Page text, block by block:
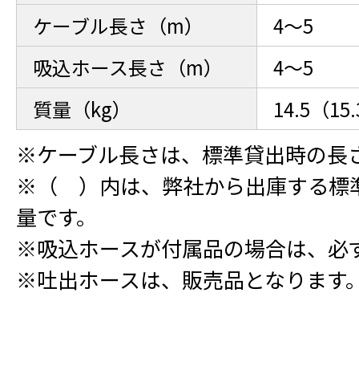
ケーブル長さ（m）
4～5
吸込ホース長さ（m）
4～5
質量（kg）
14.5（
※ケーブル長さは、標準貸出時の長
※（ ）内は、弊社から出庫する標
量です。
※吸込ホースが付属品の場合は、必
※吐出ホースは、販売品となります